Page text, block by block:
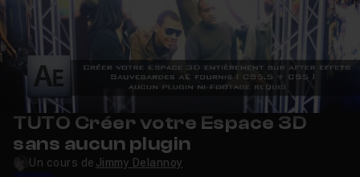
TUTO Créer votre Espace 3D
sans aucun plugin
Un cours de Jimmy Delannoy